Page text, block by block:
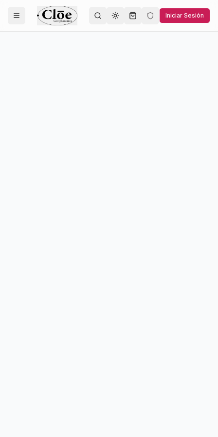
Toggle theme Iniciar Sesión